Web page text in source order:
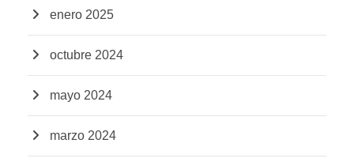
enero 2025
octubre 2024
mayo 2024
marzo 2024